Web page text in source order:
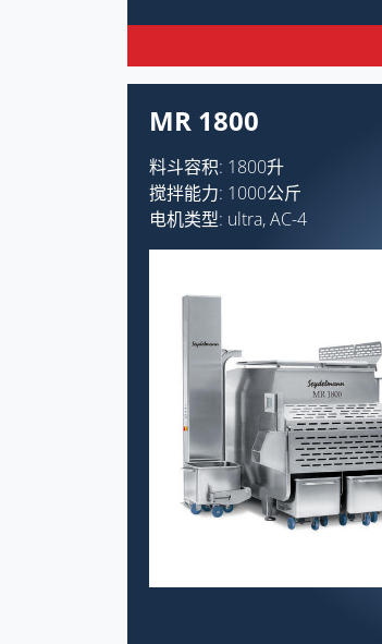
MR 1800
料斗容积: 1800升
搅拌能力: 1000公斤
电机类型: ultra, AC-4